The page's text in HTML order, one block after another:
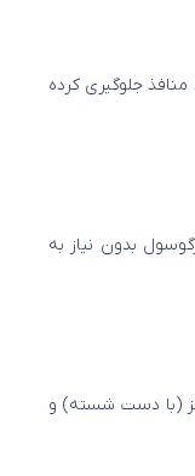
جلوگیری کرده
بدون نیاز به
(با دست شسته) و